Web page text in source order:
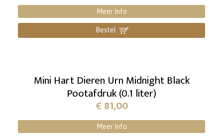
Meer Info
Bestel ]
Mini Hart Dieren Urn Midnight Black
Pootafdruk (0.1 liter)
€81,00
Meer Info